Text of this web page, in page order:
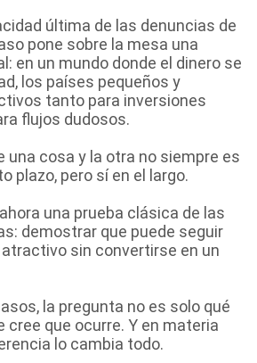
última de las denuncias de
pone sobre la mesa una
en un mundo donde el dinero se
los países pequeños y
tanto para inversiones
flujos dudosos.
una cosa y la otra no siempre es
plazo, pero sí en el largo.
una prueba clásica de las
demostrar que puede seguir
sin convertirse en un
la pregunta no es solo qué
cree que ocurre. Y en materia
lo cambia todo.